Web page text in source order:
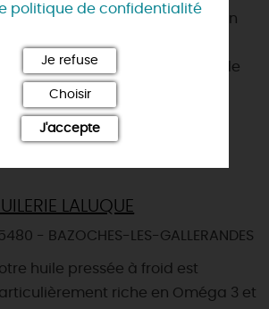
coeur du village au calme sur un
de 7000 m², 3 gîtes sont
dans un ancien corps de
l'ensemble pouvant ...
LALUQUE
- BAZOCHES-LES-GALLERANDES
huile pressée à froid est
riche en Oméga 3 et
politique de confidentialité
Je refuse
Choisir
J'accepte